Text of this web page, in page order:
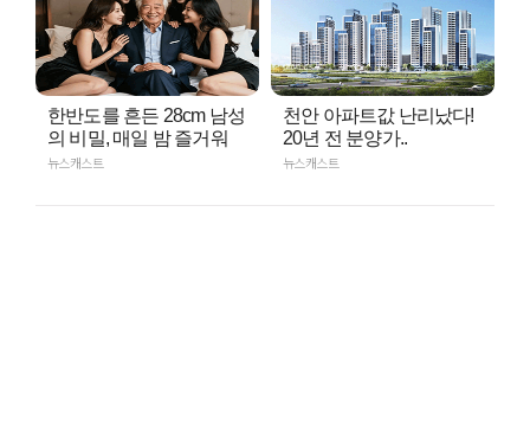
한반도를 흔든 28cm 남성
의 비밀, 매일 밤 즐거워
뉴스캐스트
천안 아파트값 난리났다!
20년 전 분양가..
뉴스캐스트